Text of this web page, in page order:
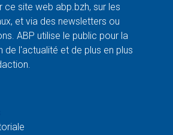
ce site web abp.bzh, sur les
et via des newsletters ou
ABP utilise le public pour la
de l'actualité et de plus en plus